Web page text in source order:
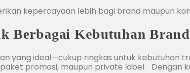
kepercayaan lebih bagi brand maupun
Berbagai Kebutuhan Brand
yang ideal—cukup ringkas untuk kebutuhan
promosi, maupun private label.